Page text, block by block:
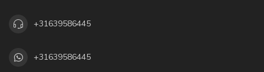
+31639586445
+31639586445